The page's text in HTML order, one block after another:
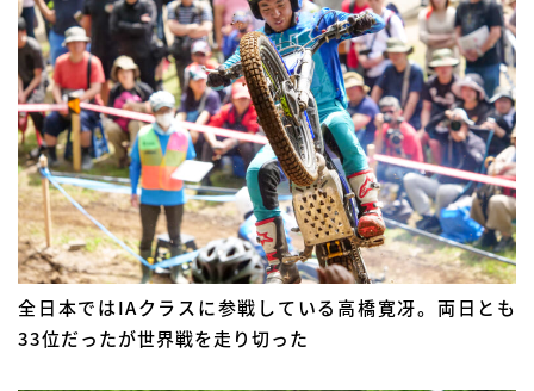
全日本ではIAクラスに参戦している高橋寛冴。両日とも
33位だったが世界戦を走り切った